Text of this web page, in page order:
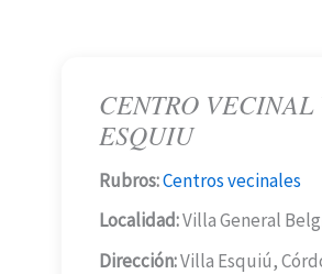
CENTRO
ESQUIU
Rubros:Centros vecinales
Localidad:Villa General
Dirección:Villa Esquiú,